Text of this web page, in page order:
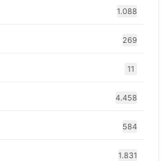
1.088
269
11
4.458
584
1.831